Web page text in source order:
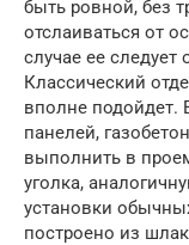
быть ровной, без
отслаиваться от
случае ее следует
Классический
вполне
панелей,
выполнить в
уголка,
установки
построено из